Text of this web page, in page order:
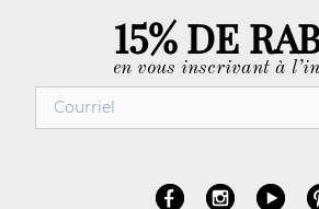
15% DE
en vous inscrivant à